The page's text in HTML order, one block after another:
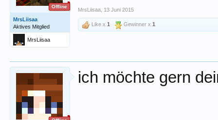
Offline
MrsLiisaa
Aktives Mitglied
MrsLiisaa
MrsLiisaa 13 Juni 2015
Like x 1 Gewinner x 1
ich möchte gern